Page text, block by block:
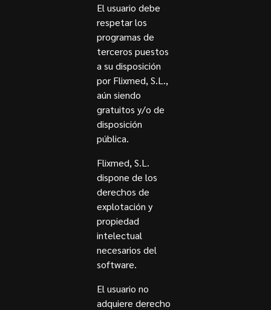
El usuario debe
respetar los
programas de
terceros puestos
a su disposición
por Flixmed, S.L.,
aún siendo
gratuitos y/o de
disposición
pública.
Flixmed, S.L.
dispone de los
derechos de
explotación y
propiedad
intelectual
necesarios del
software.
El usuario no
adquiere derecho